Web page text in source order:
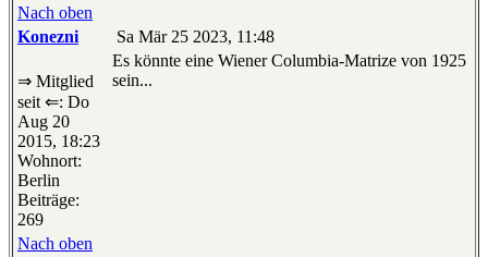
Nach oben
Konezni
Sa Mär 25 2023, 11:48
⇒ Mitglied
seit ⇐: Do
Aug 20
2015, 18:23
Wohnort:
Berlin
Beiträge:
269
Es könnte eine Wiener Columbia-Matrize von 1925
sein...
Nach oben